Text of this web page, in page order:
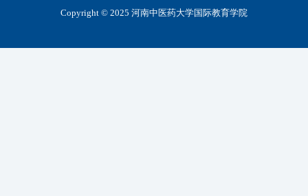
Copyright © 2025 河南中医药大学国际教育学院